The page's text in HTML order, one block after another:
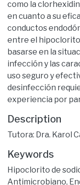
como la
en cuanto a su
conductos
entre el hipoclorito
basarse en la
infección y las
uso seguro y
desinfección
experiencia por
Description
Tutora: Dra. Karol
Keywords
Hipoclorito de
Antimicrobiano,